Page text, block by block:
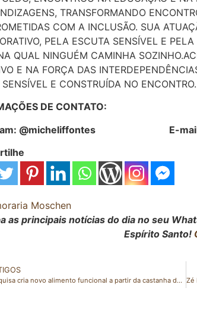
TRANSFORMANDO
COM A INCLUSÃO. SUA
PELA ESCUTA SENSÍVEL E
QUAL NINGUÉM CAMINHA
E NA FORÇA DAS
E CONSTRUÍDA NO ENCONTRO.
DE CONTATO:
@micheliffontes E-
as principais notícias do dia no seu
Espírito Santo!
Pesquisa cria novo alimento funcional a partir da castanha de caju